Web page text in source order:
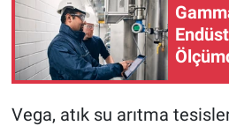
Vega, atık su arıtma